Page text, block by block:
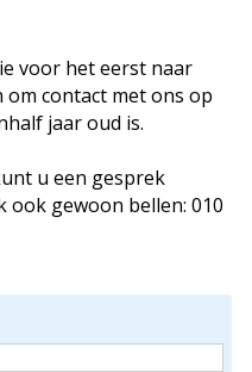
voor het eerst naar
om contact met ons op
jaar oud is.
u een gesprek
gewoon bellen: 010